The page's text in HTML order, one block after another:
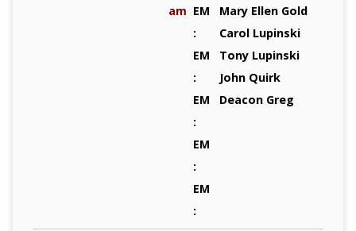
am EM
:
EM
:
EM
:
EM
:
EM
:
Mary Ellen Gold
Carol Lupinski
Tony Lupinski
John Quirk
Deacon Greg